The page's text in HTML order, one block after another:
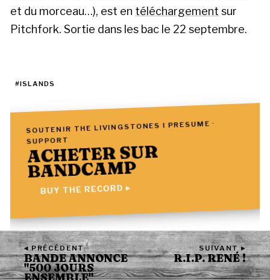
et du morceau…), est en téléchargement sur
Pitchfork. Sortie dans les bac le 22 septembre.
#ISLANDS
SOUTENIR THE LIVINGSTONES I PRESUME ·
SUPPORT
ACHETER SUR
BANDCAMP
BUY THE RECORD ▸
◂ PRÉCÉDENT
BANDE ANNONCE
"500 JOURS
SUIVANT ▸
R.I.P. RENÉ !